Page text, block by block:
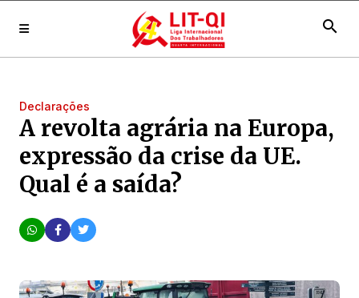
search
Declarações
A revolta agrária na Europa,
expressão da crise da UE.
Qual é a saída?